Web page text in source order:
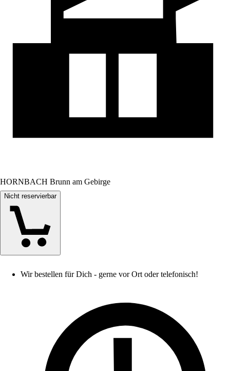
HORNBACH Brunn am Gebirge
Nicht reservierbar
Wir bestellen für Dich - gerne vor Ort oder telefonisch!